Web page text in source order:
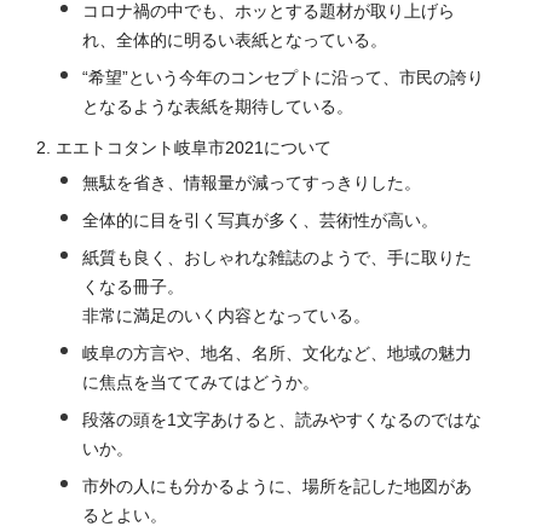
コロナ禍の中でも、ホッとする題材が取り上げら
れ、全体的に明るい表紙となっている。
“希望”という今年のコンセプトに沿って、市民の誇り
となるような表紙を期待している。
エエトコタント岐阜市2021について
無駄を省き、情報量が減ってすっきりした。
全体的に目を引く写真が多く、芸術性が高い。
紙質も良く、おしゃれな雑誌のようで、手に取りた
くなる冊子。
非常に満足のいく内容となっている。
岐阜の方言や、地名、名所、文化など、地域の魅力
に焦点を当ててみてはどうか。
段落の頭を1文字あけると、読みやすくなるのではな
いか。
市外の人にも分かるように、場所を記した地図があ
るとよい。